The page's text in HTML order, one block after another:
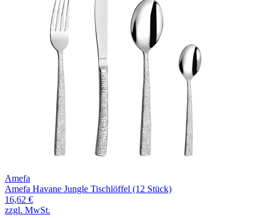
Amefa
Amefa Havane Jungle Tischlöffel (12 Stück)
16,62 €
zzgl. MwSt.